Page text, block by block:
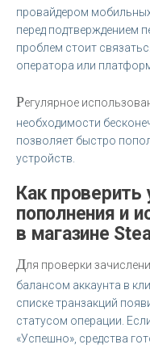
провайдером
перед подтверждением
проблем стоит
оператора или
Регулярное
необходимости
позволяет быстро
устройств.
Как
пополнения и
в магазине
Для проверки
балансом аккаунта в
списке транзакций
статусом операции.
«Успешно», средства